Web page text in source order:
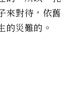
來對待，依舊
的災難的。